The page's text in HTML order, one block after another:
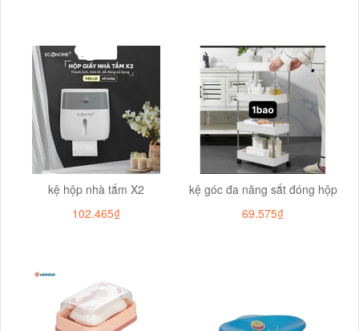
kệ hộp nhà tắm X2
102.465₫
kệ góc đa năng sắt đóng hộp
69.575₫